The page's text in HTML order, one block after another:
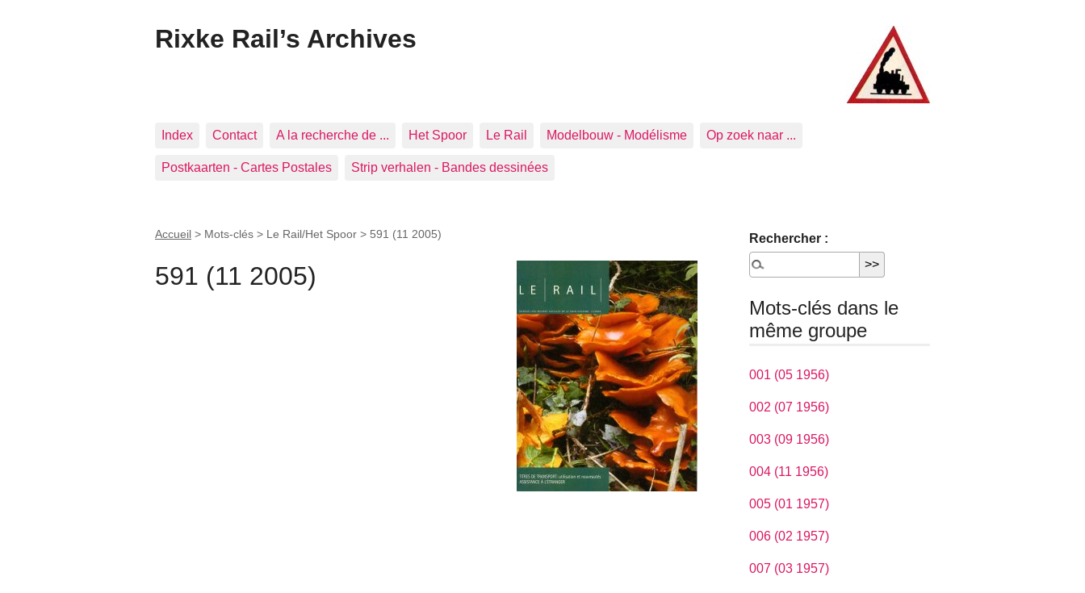
Rixke Rail’s Archives
Index Contact A la recherche de ... Het Spoor Le Rail Modelbouw - Modélisme Op zoek naar ...
Postkaarten - Cartes Postales Strip verhalen - Bandes dessinées
Accueil > Mots-clés > Le Rail/Het Spoor > 591 (11 2005)
591 (11 2005)
Rechercher :
Mots-clés dans le
même groupe
001 (05 1956)
002 (07 1956)
003 (09 1956)
004 (11 1956)
005 (01 1957)
006 (02 1957)
007 (03 1957)